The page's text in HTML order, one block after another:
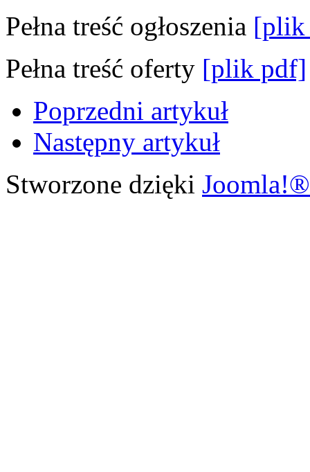
Pełna treść ogłoszenia
Pełna treść oferty [plik pdf]
Poprzedni artykuł
Następny artykuł
Stworzone dzięki Joomla!®